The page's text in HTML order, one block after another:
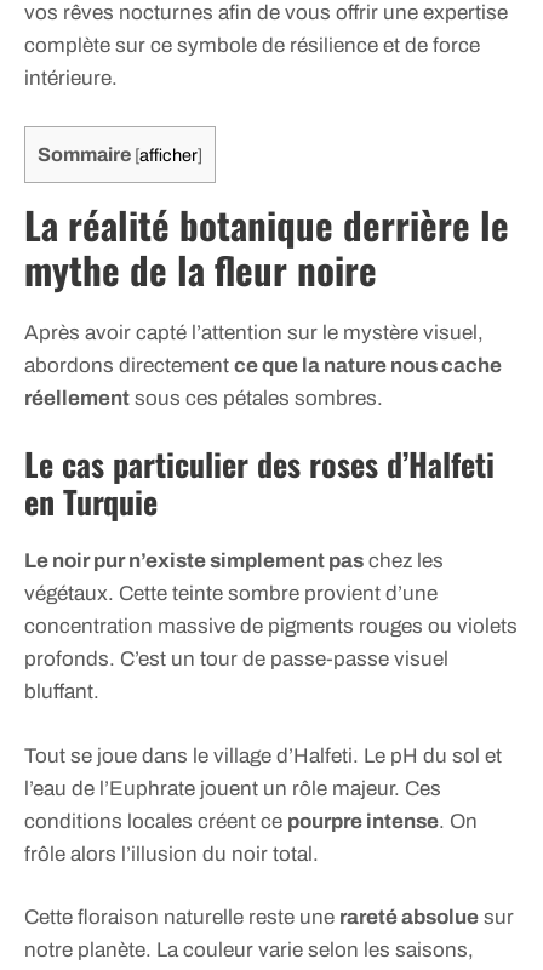
vos rêves nocturnes afin de vous offrir une expertise
complète sur ce symbole de résilience et de force
intérieure.
Sommaire [afficher]
La réalité botanique derrière le
mythe de la fleur noire
Après avoir capté l’attention sur le mystère visuel,
abordons directement ce que la nature nous cache
réellement sous ces pétales sombres.
Le cas particulier des roses d’Halfeti
en Turquie
Le noir pur n’existe simplement pas chez les
végétaux. Cette teinte sombre provient d’une
concentration massive de pigments rouges ou violets
profonds. C’est un tour de passe-passe visuel
bluffant.
Tout se joue dans le village d’Halfeti. Le pH du sol et
l’eau de l’Euphrate jouent un rôle majeur. Ces
conditions locales créent ce pourpre intense. On
frôle alors l’illusion du noir total.
Cette floraison naturelle reste une rareté absolue sur
notre planète. La couleur varie selon les saisons,